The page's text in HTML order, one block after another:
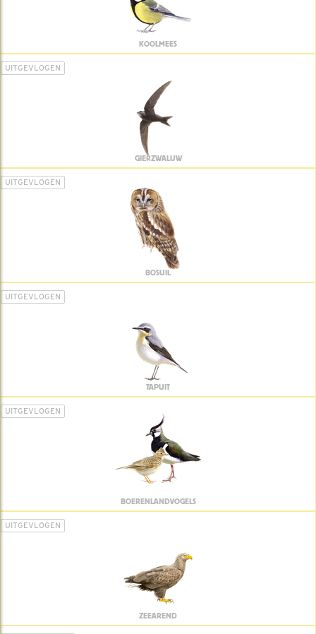
KOOLMEES
UITGEVLOGEN
GIERZWALUW
UITGEVLOGEN
BOSUIL
UITGEVLOGEN
TAPUIT
UITGEVLOGEN
BOERENLANDVOGELS
UITGEVLOGEN
ZEEAREND